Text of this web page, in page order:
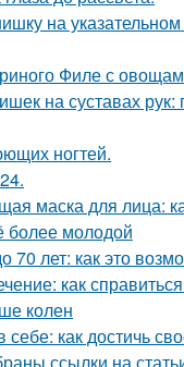
на
Филе с
на суставах рук:
ногтей.
маска для лица:
более молодой
70 лет: как это
как
колен
себе: как достичь